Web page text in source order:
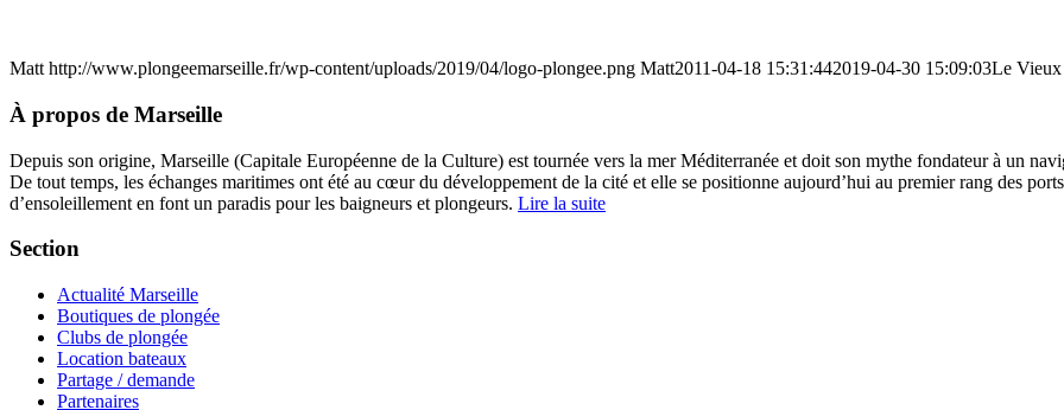
Matt http://www.plongeemarseille.fr/wp-content/uploads/2019/04/logo-plongee.png Matt2011-04-18 15:31:442019-04-30 15:09:03Le Vieux
À propos de Marseille
Depuis son origine, Marseille (Capitale Européenne de la Culture) est tournée vers la mer Méditerranée et doit son mythe fondateur à un
De tout temps, les échanges maritimes ont été au cœur du développement de la cité et elle se positionne aujourd’hui au premier rang des
d’ensoleillement en font un paradis pour les baigneurs et plongeurs. Lire la suite
Section
Actualité Marseille
Boutiques de plongée
Clubs de plongée
Location bateaux
Partage / demande
Partenaires